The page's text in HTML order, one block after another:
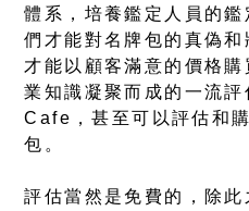
體系，培養鑑定人員的
們才能對名牌包的真偽和
才能以顧客滿意的價格
業知識凝聚而成的一流
Cafe，甚至可以評估和
包。
評估當然是免費的，除